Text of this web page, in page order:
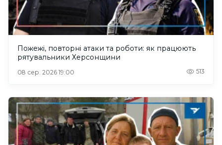
Пожежі, повторні атаки та роботи: як працюють
рятувальники Херсонщини
08 сер. 2026 19:00 513